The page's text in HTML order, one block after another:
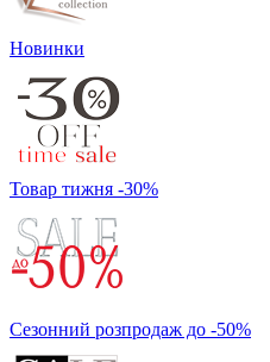
Новинки
Товар тижня -30%
Сезонний розпродаж до -50%